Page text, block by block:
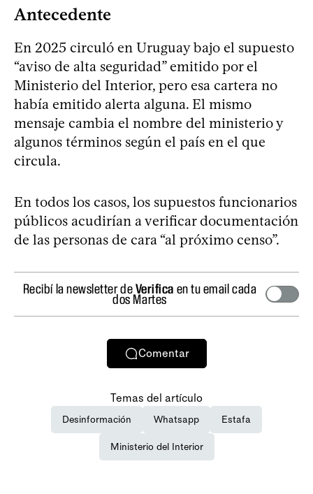
Antecedente
En 2025 circuló en Uruguay bajo el supuesto
“aviso de alta seguridad” emitido por el
Ministerio del Interior, pero esa cartera no
había emitido alerta alguna. El mismo
mensaje cambia el nombre del ministerio y
algunos términos según el país en el que
circula.
En todos los casos, los supuestos funcionarios
públicos acudirían a verificar documentación
de las personas de cara “al próximo censo”.
Recibí la newsletter deVerifica en tu email cada
dos Martes
Comentar
Temas del artículo
Desinformación Whatsapp Estafa
Ministerio del Interior